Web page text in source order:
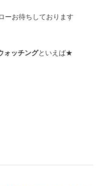
ーお待ちしております
ォッチングといえば★